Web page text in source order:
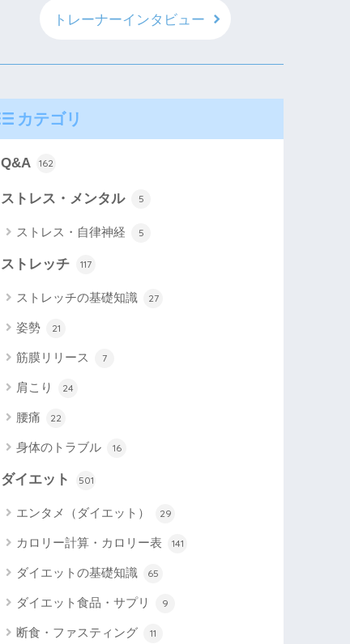
トレーナーインタビュー
カテゴリ
Q&A 162
ストレス・メンタル 5
ストレス・自律神経 5
ストレッチ 117
ストレッチの基礎知識 27
姿勢 21
筋膜リリース 7
肩こり 24
腰痛 22
身体のトラブル 16
ダイエット 501
エンタメ（ダイエット） 29
カロリー計算・カロリー表 141
ダイエットの基礎知識 65
ダイエット食品・サプリ 9
断食・ファスティング 11